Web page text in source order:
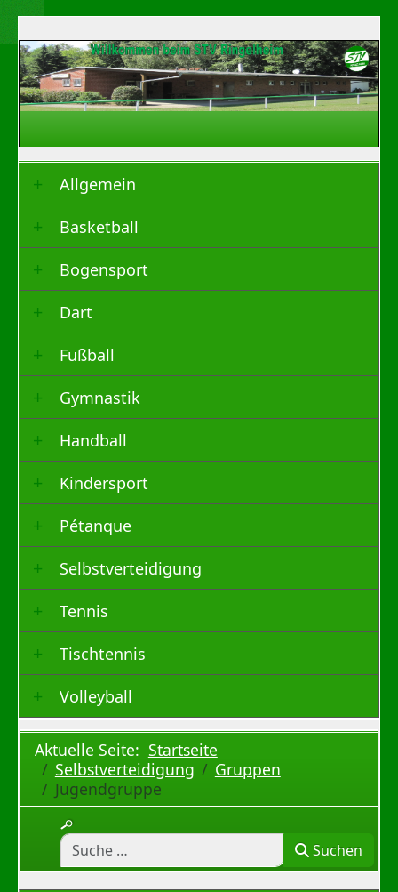
Allgemein
Basketball
Bogensport
Dart
Fußball
Gymnastik
Handball
Kindersport
Pétanque
Selbstverteidigung
Tennis
Tischtennis
Volleyball
Aktuelle Seite: Startseite
Selbstverteidigung
Gruppen
Jugendgruppe
Suchen